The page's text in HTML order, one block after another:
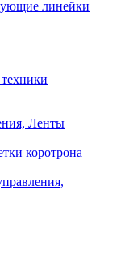
линейки
Ленты
коротрона